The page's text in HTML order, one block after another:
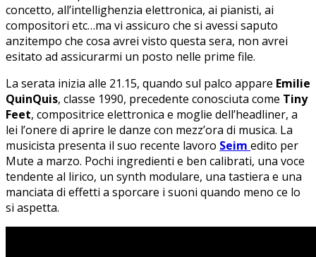
concetto, all’intellighenzia elettronica, ai pianisti, ai
compositori etc…ma vi assicuro che si avessi saputo
anzitempo che cosa avrei visto questa sera, non avrei
esitato ad assicurarmi un posto nelle prime file.
La serata inizia alle 21.15, quando sul palco appare Emilie
QuinQuis, classe 1990, precedente conosciuta come Tiny
Feet, compositrice elettronica e moglie dell’headliner, a
lei l’onere di aprire le danze con mezz’ora di musica. La
musicista presenta il suo recente lavoro Seim edito per
Mute a marzo. Pochi ingredienti e ben calibrati, una voce
tendente al lirico, un synth modulare, una tastiera e una
manciata di effetti a sporcare i suoni quando meno ce lo
si aspetta.